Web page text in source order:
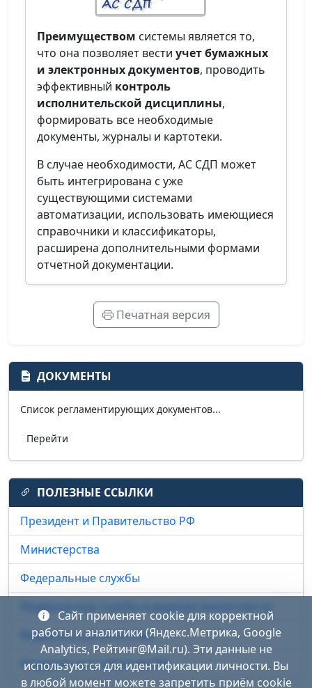
Преимуществом системы является то,
что она позволяет вести учет бумажных
и электронных документов, проводить
эффективный контроль
исполнительской дисциплины,
формировать все необходимые
документы, журналы и картотеки.
В случае необходимости, АС СДП может
быть интегрирована с уже
существующими системами
автоматизации, использовать имеющиеся
справочники и классификаторы,
расширена дополнительными формами
отчетной документации.
Печатная версия
ДОКУМЕНТЫ
Список регламентирующих документов...
Перейти
ПОЛЕЗНЫЕ ССЫЛКИ
Президент и Правительство РФ
Министерства
Федеральные службы
Федеральные службы в ведении министерств
Федеральные агентства
Федеральное собрание РФ
Сайт применяет cookie для корректной
работы и аналитики (Яндекс.Метрика, Google
Analytics, Рейтинг@Mail.ru). Эти данные не
используются для идентификации личности. Вы
в любой момент можете запретить приём cookie